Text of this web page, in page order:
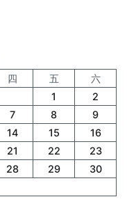
四 五
六
1
2
7 8
9
14 15
16
21 22
23
28 29
30